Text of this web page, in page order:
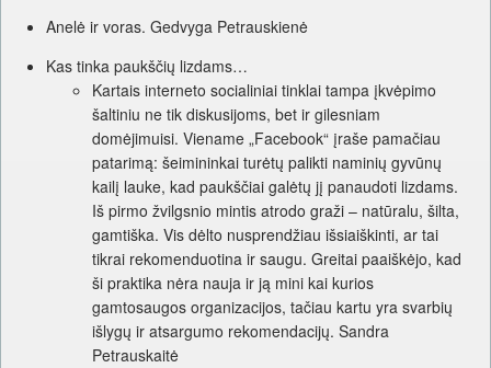
Anelė ir voras. Gedvyga Petrauskienė
Kas tinka paukščių lizdams…
Kartais interneto socialiniai tinklai tampa įkvėpimo
šaltiniu ne tik diskusijoms, bet ir gilesniam
domėjimuisi. Viename „Facebook“ įraše pamačiau
patarimą: šeimininkai turėtų palikti naminių gyvūnų
kailį lauke, kad paukščiai galėtų jį panaudoti lizdams.
Iš pirmo žvilgsnio mintis atrodo graži – natūralu, šilta,
gamtiška. Vis dėlto nusprendžiau išsiaiškinti, ar tai
tikrai rekomenduotina ir saugu. Greitai paaiškėjo, kad
ši praktika nėra nauja ir ją mini kai kurios
gamtosaugos organizacijos, tačiau kartu yra svarbių
išlygų ir atsargumo rekomendacijų. Sandra
Petrauskaitė